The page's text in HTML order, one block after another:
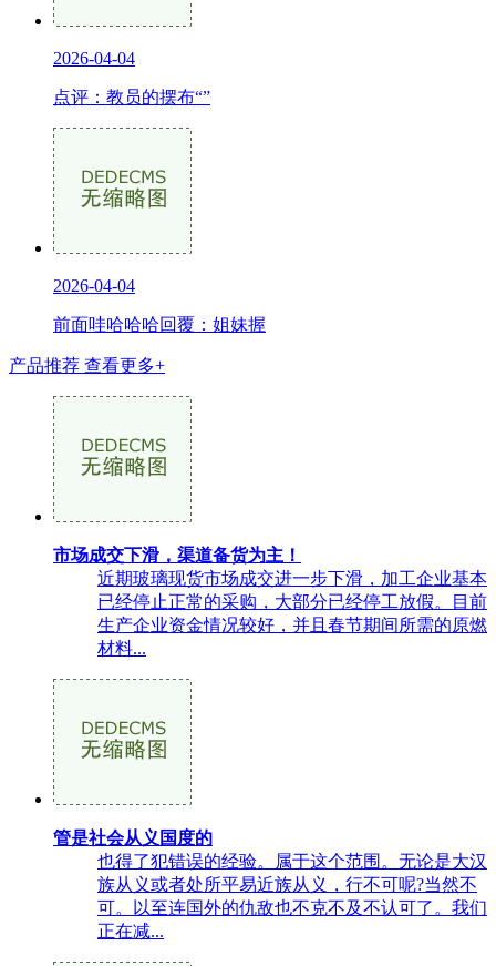
2026-04-04
点评：教员的摆布“”
2026-04-04
前面哇哈哈哈回覆：姐妹握
产品推荐 查看更多+
市场成交下滑，渠道备货为主！
近期玻璃现货市场成交进一步下滑，加工企业基本
已经停止正常的采购，大部分已经停工放假。目前
生产企业资金情况较好，并且春节期间所需的原燃
材料...
管是社会从义国度的
也得了犯错误的经验。属于这个范围。无论是大汉
族从义或者处所平易近族从义，行不可呢?当然不
可。以至连国外的仇敌也不克不及不认可了。我们
正在减...